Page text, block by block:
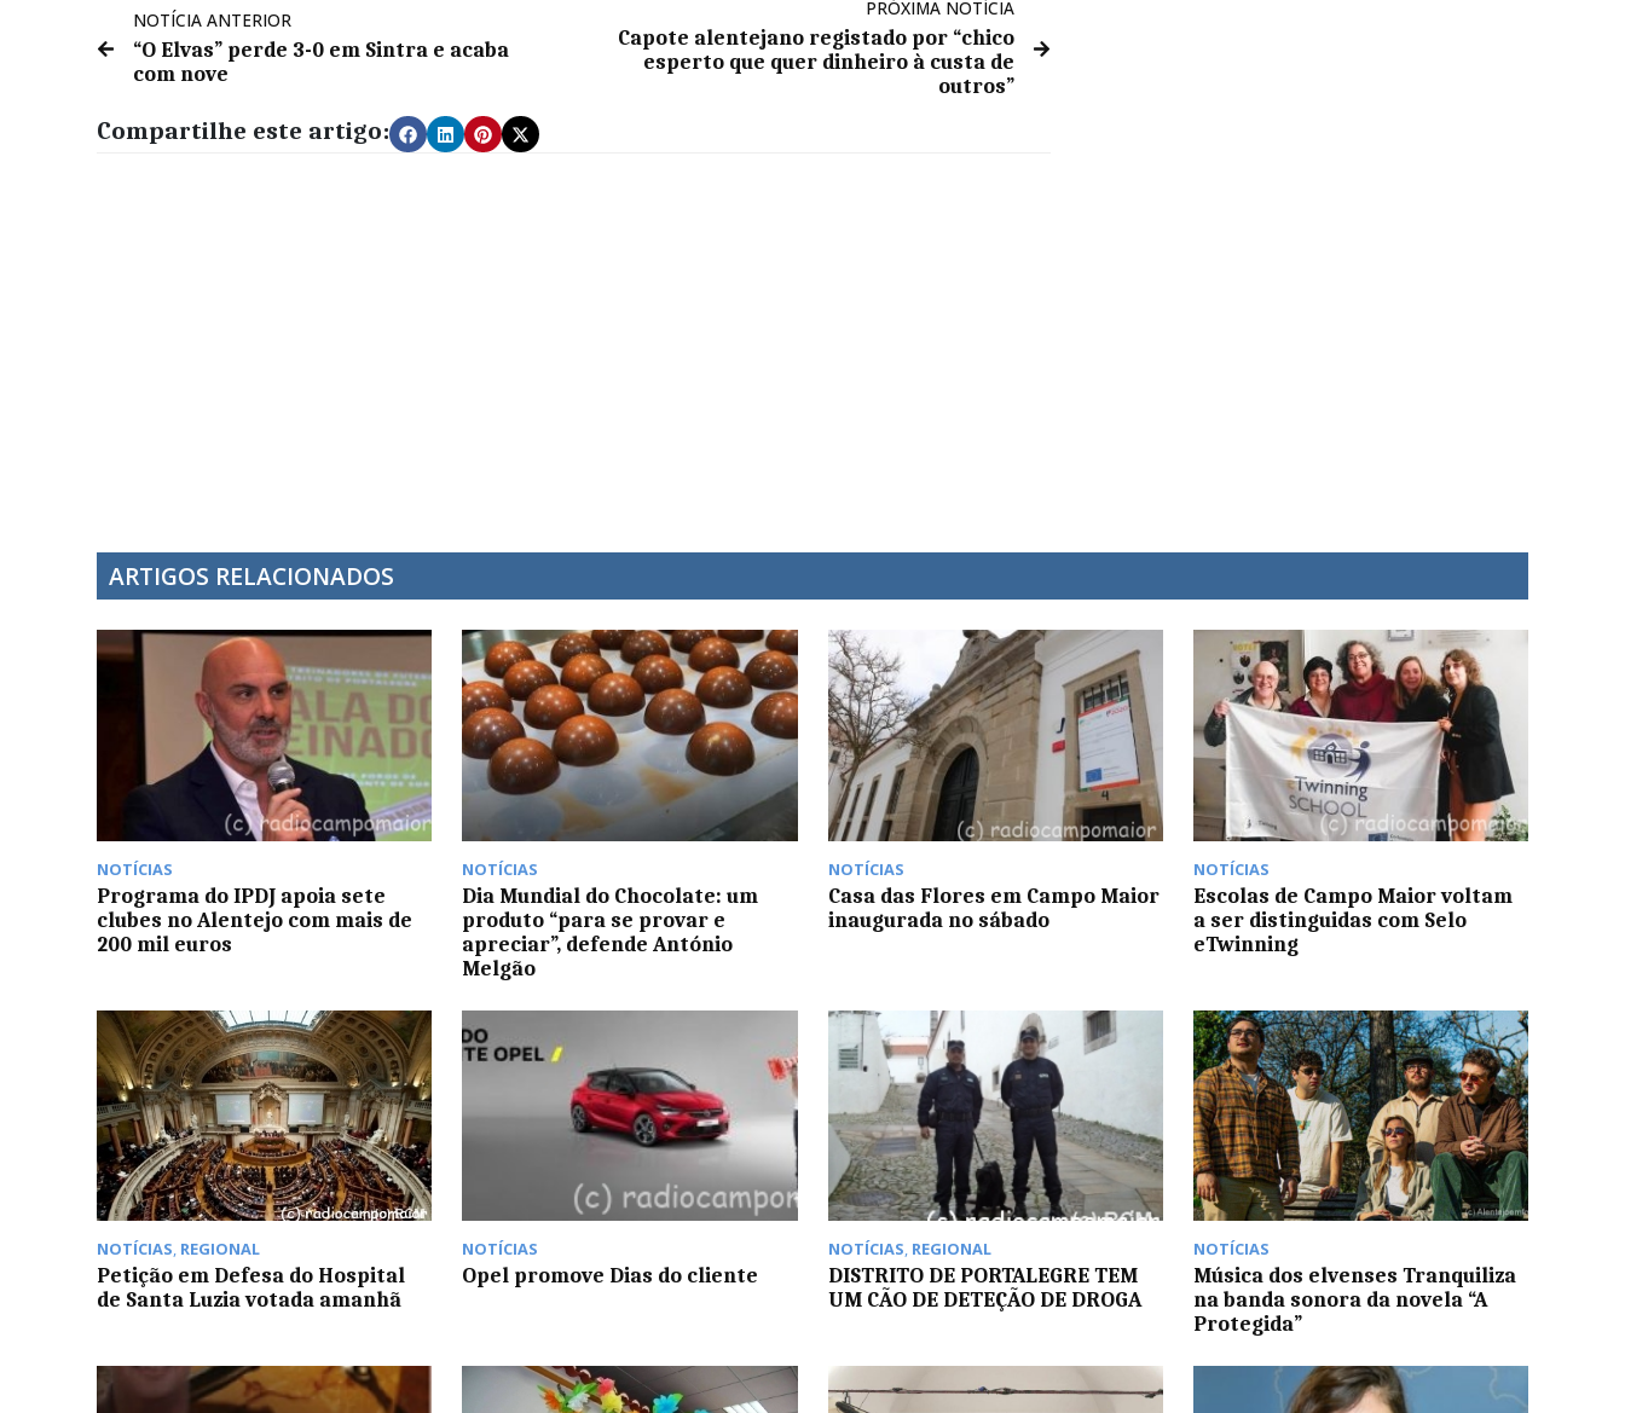
NOTÍCIA ANTERIOR
“O Elvas” perde 3-0 em Sintra e acaba
com nove
PRÓXIMA NOTÍCIA
Capote alentejano registado por “chico
esperto que quer dinheiro à custa de
outros”
Compartilhe este artigo:
ARTIGOS RELACIONADOS
NOTÍCIAS
Programa do IPDJ apoia sete
clubes no Alentejo com mais de
200 mil euros
NOTÍCIAS
Dia Mundial do Chocolate: um
produto “para se provar e
apreciar”, defende António
Melgão
NOTÍCIAS
Casa das Flores em Campo Maior
inaugurada no sábado
NOTÍCIAS
Escolas de Campo Maior voltam
a ser distinguidas com Selo
eTwinning
NOTÍCIAS, REGIONAL
Petição em Defesa do Hospital
de Santa Luzia votada amanhã
NOTÍCIAS
Opel promove Dias do cliente
NOTÍCIAS, REGIONAL
DISTRITO DE PORTALEGRE TEM
UM CÃO DE DETEÇÃO DE DROGA
NOTÍCIAS
Música dos elvenses Tranquiliza
na banda sonora da novela “A
Protegida”